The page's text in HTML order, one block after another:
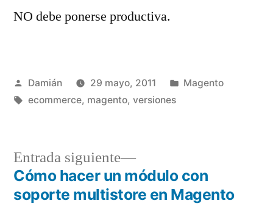
NO debe ponerse productiva.
Publicado
por
Damián 29 mayo, 2011
Publicado
Magento
Etiquetas:
ecommerce, magento, versiones
Navegación
Entrada siguiente
Entrada
siguiente:
Cómo hacer un módulo con
soporte multistore en Magento